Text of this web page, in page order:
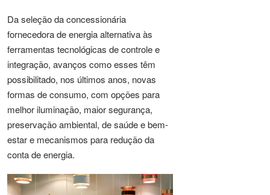
Da seleção da concessionária
fornecedora de energia alternativa às
ferramentas tecnológicas de controle e
integração, avanços como esses têm
possibilitado, nos últimos anos, novas
formas de consumo, com opções para
melhor iluminação, maior segurança,
preservação ambiental, de saúde e bem-
estar e mecanismos para redução da
conta de energia.